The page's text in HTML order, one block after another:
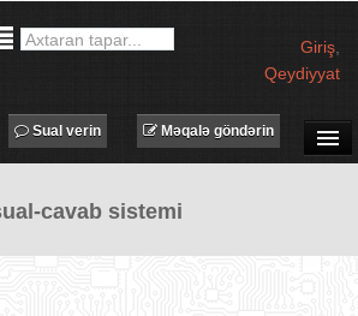
Giriş
Qeydiyyat
TECHNET TV
MƏQALƏLƏR
Məqalə göndərin
Sual verin
cavab sistemi